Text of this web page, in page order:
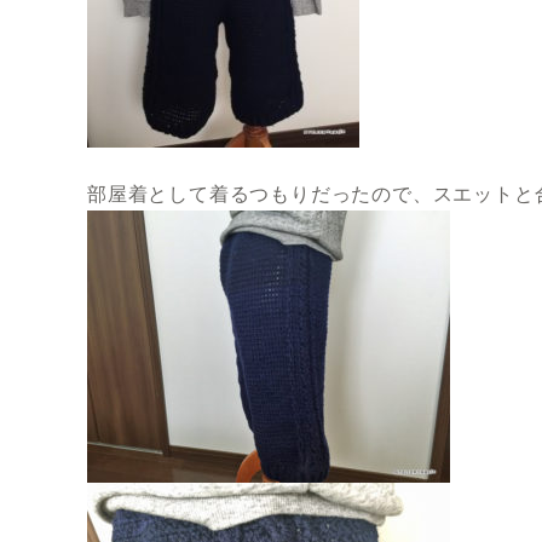
部屋着として着るつもりだったので、スエットと